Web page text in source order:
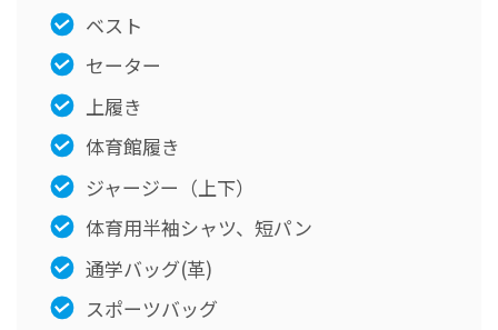
ベスト
セーター
上履き
体育館履き
ジャージー（上下）
体育用半袖シャツ、短パン
通学バッグ(革)
スポーツバッグ